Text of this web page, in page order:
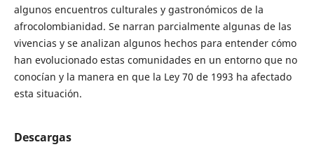
algunos encuentros culturales y gastronómicos de la
afrocolombianidad. Se narran parcialmente algunas de las
vivencias y se analizan algunos hechos para entender cómo
han evolucionado estas comunidades en un entorno que no
conocían y la manera en que la Ley 70 de 1993 ha afectado
esta situación.
Descargas